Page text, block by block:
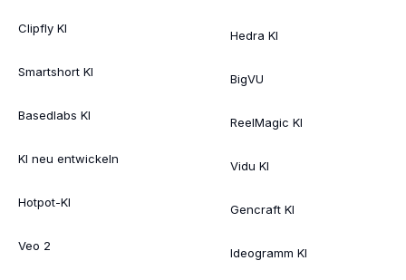
Clipfly KI
Smartshort KI
Basedlabs KI
KI neu entwickeln
Hotpot-KI
Veo 2
Hedra KI
BigVU
ReelMagic KI
Vidu KI
Gencraft KI
Ideogramm KI